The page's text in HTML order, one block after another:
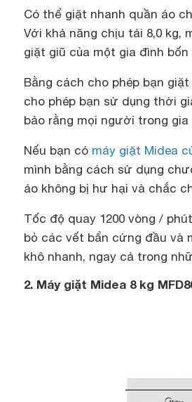
Có thể giặt nhanh quần áo
Với khả năng chịu tải 8,0 kg,
giặt giũ của một gia đình
Bằng cách cho phép bạn
cho phép bạn sử dụng thời
bảo rằng mọi người trong
Nếu bạn có máy giặt Midea
mình bằng cách sử dụng
áo không bị hư hại và chắc
Tốc độ quay 1200 vòng /
bỏ các vết bẩn cứng đầu và
khô nhanh, ngay cả trong
2. Máy giặt Midea 8 kg